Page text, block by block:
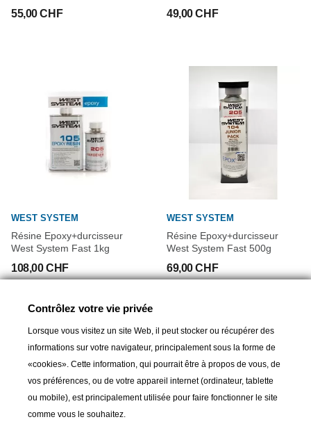
55,00 CHF 49,00 CHF
WEST SYSTEM
Résine Epoxy+durcisseur
West System Fast 1kg
108,00 CHF
WEST SYSTEM
Résine Epoxy+durcisseur
West System Fast 500g
69,00 CHF
Contrôlez votre vie privée
Lorsque vous visitez un site Web, il peut stocker ou récupérer des
informations sur votre navigateur, principalement sous la forme de
«cookies». Cette information, qui pourrait être à propos de vous, de
vos préférences, ou de votre appareil internet (ordinateur, tablette
ou mobile), est principalement utilisée pour faire fonctionner le site
comme vous le souhaitez.